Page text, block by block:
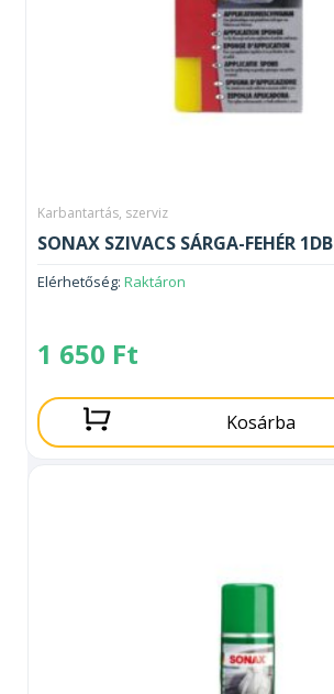
Karbantartás, szerviz
SONAX SZIVACS SÁRGA-FEHÉR 1DB
Elérhetőség: Raktáron
1 650 Ft
Kosárba